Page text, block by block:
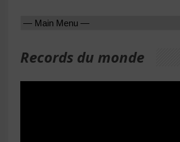
Records du monde